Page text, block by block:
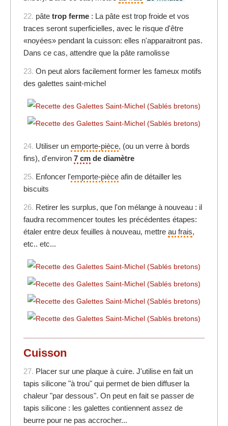
22. pâte trop ferme : La pâte est trop froide et vos
traces seront superficielles, avec le risque d'être
«noyées» pendant la cuisson: elles n'apparaitront pas.
Dans ce cas, attendre que la pâte ramolisse
23. On peut alors facilement former les fameux motifs
des galettes saint-michel
24. Utiliser un emporte-pièce, (ou un verre à bords
fins), d'environ 7 cm de diamètre
25. Enfoncer l'emporte-pièce afin de détailler les
biscuits
26. Retirer les surplus, que l'on mélange à nouveau : il
faudra recommencer toutes les précédentes étapes:
étaler entre deux feuilles à nouveau, mettre au frais,
etc.. etc...
Cuisson
27. Placer sur une plaque à cuire. J'utilise en fait un
tapis silicone "à trou" qui permet de bien diffuser la
chaleur "par dessous". On peut en fait se passer de
tapis silicone : les galettes contiennent assez de
beurre pour ne pas accrocher...